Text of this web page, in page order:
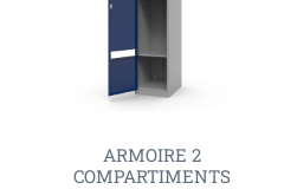
ARMOIRE 2
COMPARTIMENTS